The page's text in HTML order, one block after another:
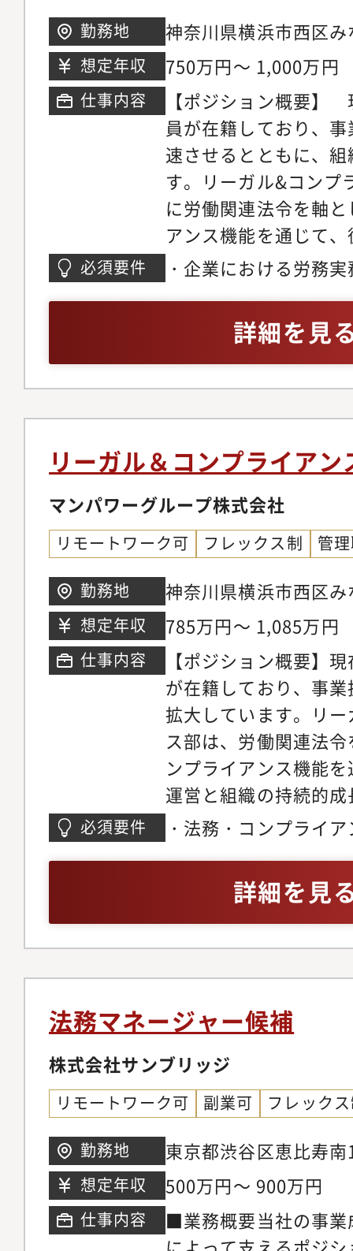
た当社の様々な事業
ビュー、訴訟・トラ
といったビジネスの
ることが可能です。
ス・株主総会運営と
務や商標管理、景品
グループの幅広い商
経験する機会もあり
プログラムなどが充
修、海外留学制度、
なM&A等の各種プロ
機会があります。（
する可能性もありま
ア入社者であり、キ
い環境となっていま
て】※面接前に必ず
https://
ny/strategy/csv/
勤務地
神奈川県横浜市西区
ランドマークタワー
想定年収 750万円～ 1,000万円
仕事内容
【ポジション概要】
員が在籍しており、
速させるとともに、
す。リーガル&コンプ
に労働関連法令を軸
アンス機能を通じて
る環境を構築し、働
上を支えています。
え、会社の「屋台骨
プライアンス体制を
させていくため、働
の多様な課題に対し
ながら、事業部門と
組んでいく仲間を募
ションでは、リーガ
法務課の課長として
まらず、事業を支え
の中核を担っていた
しながら、国内外の
運営、メンバーマネ
および事業の持続的
を期待しています。
務・株主総会・取締
業務（英語対応含む
および海外拠点との
監査対応・保険対応
務・営業部門および
対応 等）・弁護士・
との連携■ 法務・事
契約検証業務（和文
英文契約：月7～8件
正・市場動向を踏ま
■ マネジメント業務
ト・育成・課内業務
ン【部の特徴・魅力
イアンス部は、コン
課・労務管理室の3セ
10名、20代から60代
ジネス・コンプライ
未経験からスタート
必須要件
・企業における労務
（ピープルマネジメ
詳細を見
リーガル＆コンプライア
マンパワーグループ株式会社
リモートワーク可 フレックス制 管
勤務地
神奈川県横浜市西区
ランドマークタワー
想定年収 785万円～ 1,085万円
仕事内容
【ポジション概要】
が在籍しており、事
拡大しています。リ
ス部は、労働関連法
ンプライアンス機能
運営と組織の持続的
ポジションでは、部
Data Privacy領域を
プライアンス機能全
担っていただきます
しながら、部門全体
組織マネジメントを
× 信頼 × 高品質」を
る実効性の高いガバ
をリードいただくポ
事内容】■ 部門マネ
捗・課題の可視化お
基準・レビュー水準
経営・事業支援・重
理および意思決定支
ンプライアンス観点
必須要件
・法務・コンプライ
験（ピープルマネジ
営層との調整・折衝
詳細を見
法務マネージャー候補
株式会社サンブリッジ
リモートワーク可 副業可 フレック
勤務地
東京都渋谷区恵比寿
11F
想定年収 500万円～ 900万円
仕事内容
■業務概要当社の事業